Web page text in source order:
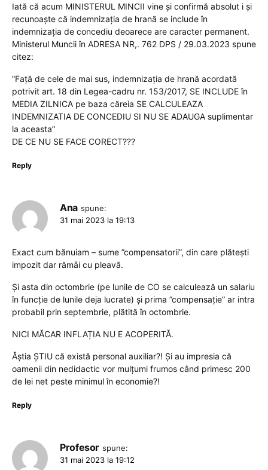
Iată că acum MINISTERUL MINCII vine și confirmă absolut i și
recunoaște că indemnizația de hrană se include în
indemnizația de concediu deoarece are caracter permanent.
Ministerul Muncii în ADRESA NR,. 762 DPS / 29.03.2023 spune
citez:
”Față de cele de mai sus, indemnizația de hrană acordată
potrivit art. 18 din Legea-cadru nr. 153/2017, SE INCLUDE în
MEDIA ZILNICA pe baza căreia SE CALCULEAZA
INDEMNIZATIA DE CONCEDIU SI NU SE ADAUGA suplimentar
la aceasta”
DE CE NU SE FACE CORECT???
Reply
Ana spune:
31 mai 2023 la 19:13
Exact cum bănuiam – sume ”compensatorii”, din care plătești
impozit dar rămâi cu pleavă.
Și asta din octombrie (pe lunile de CO se calculează un salariu
în funcție de lunile deja lucrate) și prima ”compensație” ar intra
probabil prin septembrie, plătită în octombrie.
NICI MĂCAR INFLAȚIA NU E ACOPERITĂ.
Ăștia ȘTIU că există personal auxiliar?! Și au impresia că
oamenii din nedidactic vor mulțumi frumos când primesc 200
de lei net peste minimul în economie?!
Reply
Profesor spune:
31 mai 2023 la 19:12